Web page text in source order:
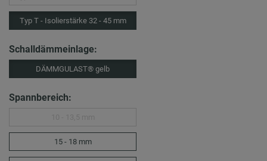
Typ T - Isolierstärke 32 - 45 mm
Schalldämmeinlage:
DÄMMGULAST® gelb
Spannbereich:
15 - 18 mm